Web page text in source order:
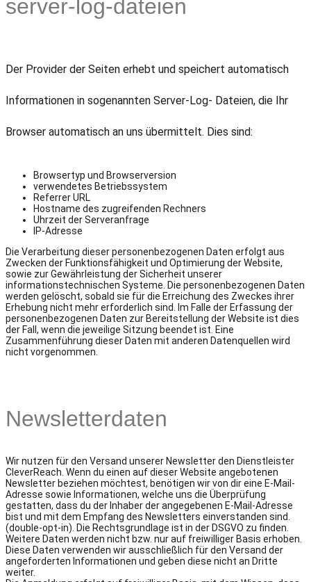
server-log-dateien
Der Provider der Seiten erhebt und speichert automatisch
Informationen in sogenannten Server-Log- Dateien, die Ihr
Browser automatisch an uns übermittelt. Dies sind:
Browsertyp und Browserversion
verwendetes Betriebssystem
Referrer URL
Hostname des zugreifenden Rechners
Uhrzeit der Serveranfrage
IP-Adresse
Die Verarbeitung dieser personenbezogenen Daten erfolgt aus
Zwecken der Funktionsfähigkeit und Optimierung der Website,
sowie zur Gewährleistung der Sicherheit unserer
informationstechnischen Systeme. Die personenbezogenen Daten
werden gelöscht, sobald sie für die Erreichung des Zweckes ihrer
Erhebung nicht mehr erforderlich sind. Im Falle der Erfassung der
personenbezogenen Daten zur Bereitstellung der Website ist dies
der Fall, wenn die jeweilige Sitzung beendet ist. Eine
Zusammenführung dieser Daten mit anderen Datenquellen wird
nicht vorgenommen.
Newsletterdaten
Wir nutzen für den Versand unserer Newsletter den Dienstleister
CleverReach. Wenn du einen auf dieser Website angebotenen
Newsletter beziehen möchtest, benötigen wir von dir eine E-Mail-
Adresse sowie Informationen, welche uns die Überprüfung
gestatten, dass du der Inhaber der angegebenen E-Mail-Adresse
bist und mit dem Empfang des Newsletters einverstanden sind.
(double-opt-in). Die Rechtsgrundlage ist in der DSGVO zu finden.
Weitere Daten werden nicht bzw. nur auf freiwilliger Basis erhoben.
Diese Daten verwenden wir ausschließlich für den Versand der
angeforderten Informationen und geben diese nicht an Dritte
weiter.